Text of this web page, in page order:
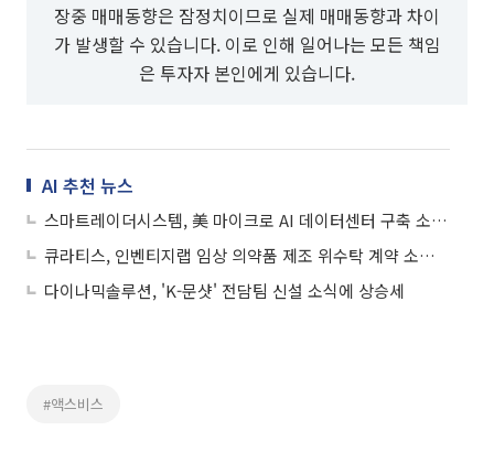
장중 매매동향은 잠정치이므로 실제 매매동향과 차이
가 발생할 수 있습니다. 이로 인해 일어나는 모든 책임
은 투자자 본인에게 있습니다.
AI 추천 뉴스
스마트레이더시스템, 美 마이크로 AI 데이터센터 구축 소식에 상승세
큐라티스, 인벤티지랩 임상 의약품 제조 위수탁 계약 소식에 상승세
다이나믹솔루션, 'K-문샷' 전담팀 신설 소식에 상승세
#액스비스